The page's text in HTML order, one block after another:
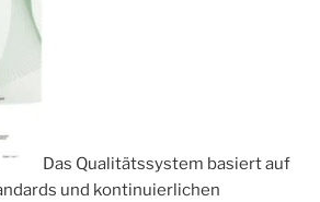
Das Qualitätssystem basiert auf
und kontinuierlichen